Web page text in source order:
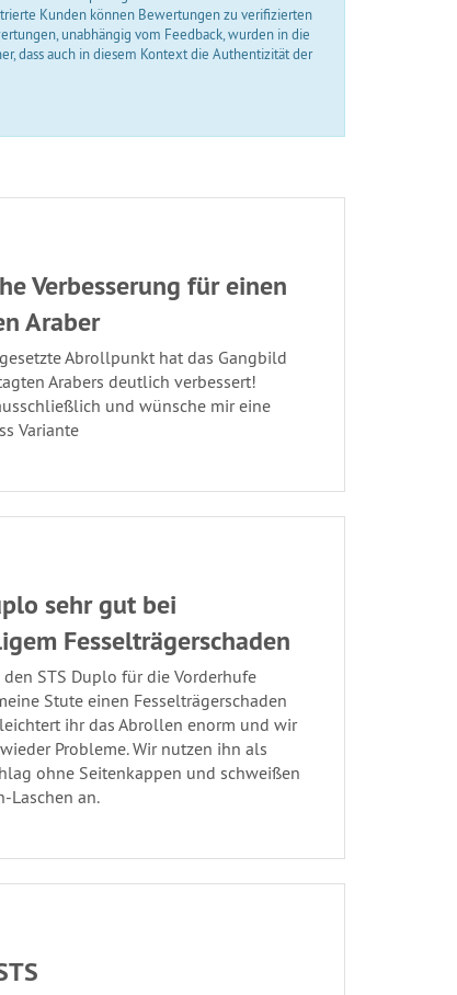
Kunden können Bewertungen zu verifizierten
unabhängig vom Feedback, wurden in die
dass auch in diesem Kontext die Authentizität der
Verbesserung für einen
Araber
Abrollpunkt hat das Gangbild
Arabers deutlich verbessert!
und wünsche mir eine
Variante
sehr gut bei
Fesselträgerschaden
STS Duplo für die Vorderhufe
Stute einen Fesselträgerschaden
ihr das Abrollen enorm und wir
Probleme. Wir nutzen ihn als
ohne Seitenkappen und schweißen
Laschen an.